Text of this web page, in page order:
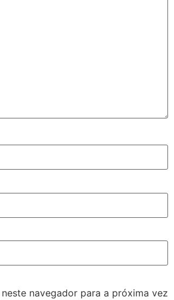
navegador para a próxima vez